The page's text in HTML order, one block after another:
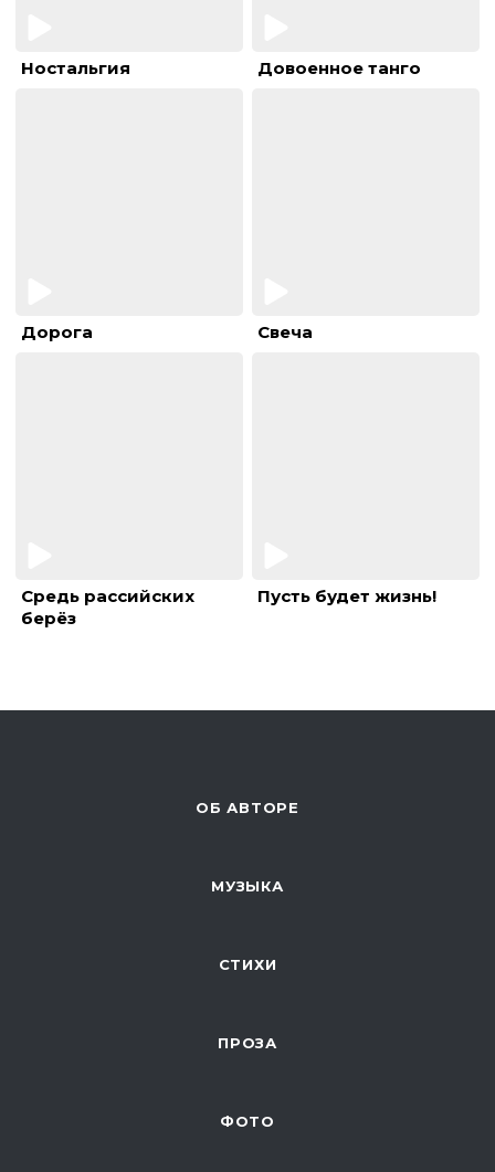
Ностальгия Довоенное танго
Дорога Свеча
Средь рассийских
берёз
Пусть будет жизнь!
ОБ АВТОРЕ
МУЗЫКА
СТИХИ
ПРОЗА
ФОТО